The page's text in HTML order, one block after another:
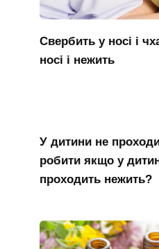
Свербить у носі і
носі і нежить
У дитини не
робити якщо у
проходить нежить?